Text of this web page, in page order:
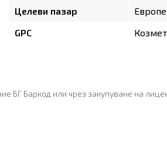
Целеви пазар
GPC
Баркод или чрез закупуване на